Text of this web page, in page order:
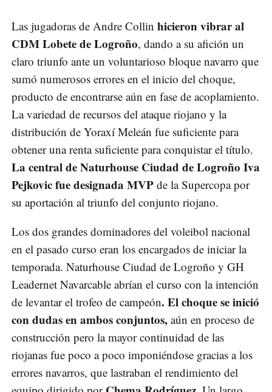
Las jugadoras de Andre Collin hicieron vibrar al
CDM Lobete de Logroño, dando a su afición un
claro triunfo ante un voluntarioso bloque navarro que
sumó numerosos errores en el inicio del choque,
producto de encontrarse aún en fase de acoplamiento.
La variedad de recursos del ataque riojano y la
distribución de Yoraxí Meleán fue suficiente para
obtener una renta suficiente para conquistar el título.
La central de Naturhouse Ciudad de Logroño Iva
Pejkovic fue designada MVP de la Supercopa por
su aportación al triunfo del conjunto riojano.
Los dos grandes dominadores del voleibol nacional
en el pasado curso eran los encargados de iniciar la
temporada. Naturhouse Ciudad de Logroño y GH
Leadernet Navarcable abrían el curso con la intención
de levantar el trofeo de campeón. El choque se inició
con dudas en ambos conjuntos, aún en proceso de
construcción pero la mayor continuidad de las
riojanas fue poco a poco imponiéndose gracias a los
errores navarros, que lastraban el rendimiento del